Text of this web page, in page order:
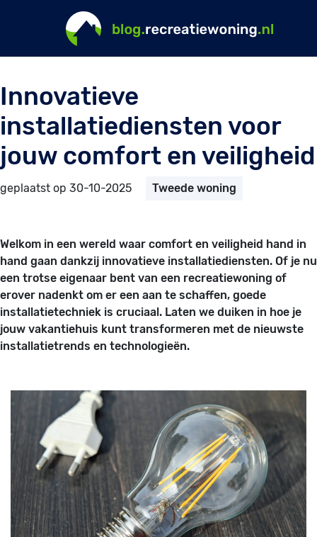
Innovatieve
installatiediensten voor
jouw comfort en veiligheid
geplaatst op 30-10-2025 Tweede woning
Welkom in een wereld waar comfort en veiligheid hand in
hand gaan dankzij innovatieve installatiediensten. Of je nu
een trotse eigenaar bent van een recreatiewoning of
erover nadenkt om er een aan te schaffen, goede
installatietechniek is cruciaal. Laten we duiken in hoe je
jouw vakantiehuis kunt transformeren met de nieuwste
installatietrends en technologieën.